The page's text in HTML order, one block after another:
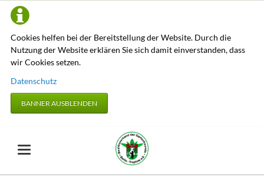
Cookies helfen bei der Bereitstellung der Website. Durch die
Nutzung der Website erklären Sie sich damit einverstanden, dass
wir Cookies setzen.
Datenschutz
BANNER AUSBLENDEN